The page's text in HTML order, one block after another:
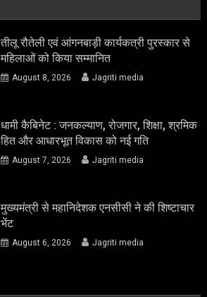
तीलू रौतेली एवं आंगनबाड़ी कार्यकत्री पुरस्कार से
महिलाओं को किया सम्मानित
August 8, 2026 Jagriti media
धामी कैबिनेट : जनकल्याण, रोजगार, शिक्षा, श्रमिक
हित और आधारभूत विकास को नई गति
August 7, 2026 Jagriti media
मुख्यमंत्री से महानिदेशक एनसीसी ने की शिष्टाचार
भेंट
August 6, 2026 Jagriti media